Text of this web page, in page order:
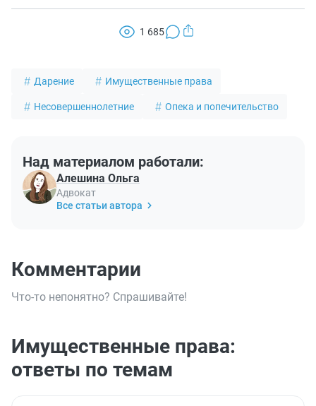
органах Росреестра.
когда недвижимость переоформлена на него
несовершеннолетний, при наличии у него доходов, или
за него оплату обязан производить его законный
1 685
Дарение Имущественные права
Несовершеннолетние Опека и попечительство
Над материалом работали:
Алешина Ольга
Адвокат
Все статьи автора
Комментарии
Что-то непонятно? Спрашивайте!
Имущественные права:
ответы по темам